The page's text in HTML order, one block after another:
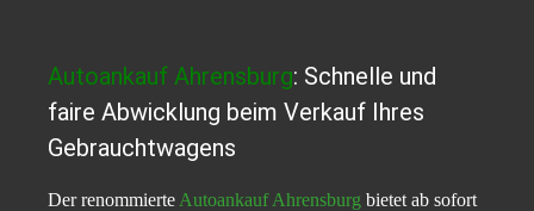
Autoankauf Ahrensburg: Schnelle und
faire Abwicklung beim Verkauf Ihres
Gebrauchtwagens
Der renommierte Autoankauf Ahrensburg bietet ab sofort